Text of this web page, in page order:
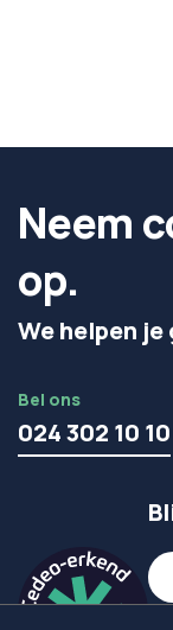
Neem
op.
We helpen
Bel ons
024 302 10 10